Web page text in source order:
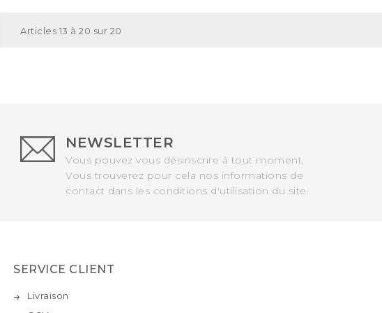
Articles 13 à 20 sur 20
NEWSLETTER
Vous pouvez vous désinscrire à tout moment.
Vous trouverez pour cela nos informations de
contact dans les conditions d'utilisation du site.
SERVICE CLIENT
Livraison